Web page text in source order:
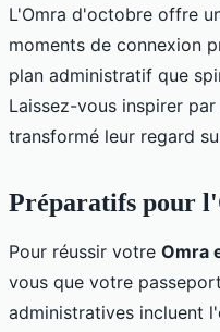
L'Omra d'octobre offre
moments de connexion
plan administratif que
Laissez-vous inspirer
transformé leur regard
Préparatifs pour
Pour réussir votre Omra
vous que votre
administratives incluent